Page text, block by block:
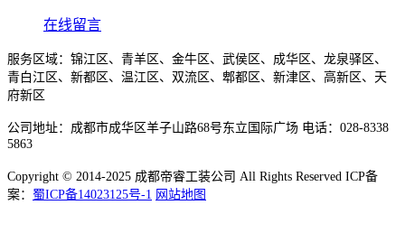
在线留言
服务区域：锦江区、青羊区、金牛区、武侯区、成华区、龙泉驿区、
青白江区、新都区、温江区、双流区、郫都区、新津区、高新区、天
府新区
公司地址：成都市成华区羊子山路68号东立国际广场 电话：028-8338
5863
Copyright © 2014-2025 成都帝睿工装公司 All Rights Reserved ICP备
案： 蜀ICP备14023125号-1 网站地图